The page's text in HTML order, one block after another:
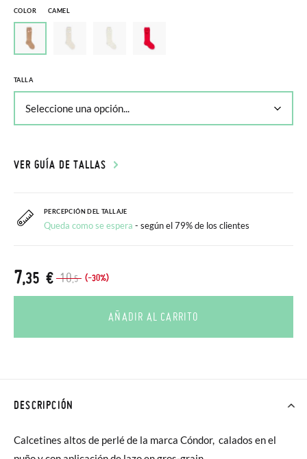
COLOR CAMEL
TALLA
VER GUÍA DE TALLAS
PERCEPCIÓN DEL TALLAJE
Queda como se espera - según el 79% de los clientes
10,5 (-30%)
7,35 €
AÑADIR AL CARRITO
DESCRIPCIÓN
Calcetines altos de perlé de la marca Cóndor, calados en el